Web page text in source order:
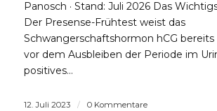
Panosch · Stand: Juli 2026 Das
Der Presense-Frühtest weist das
Schwangerschaftshormon hCG bereits
vor dem Ausbleiben der Periode im
positives…
12. Juli 2023 / 0 Kommentare